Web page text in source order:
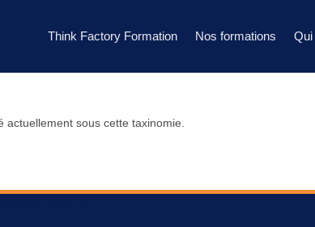
Think Factory Formation Nos formations
actuellement sous cette taxinomie.